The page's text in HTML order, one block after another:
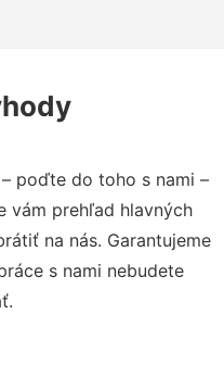
– poďte do toho s nami –
vám prehľad hlavných
na nás. Garantujeme
s nami nebudete